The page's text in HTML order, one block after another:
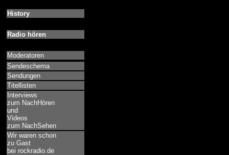
History
Radio hören
Moderatoren
Sendeschema
Sendungen
Titellisten
Interviews
zum NachHören
und
Videos
zum NachSehen
Wir waren schon
zu Gast
bei rockradio.de